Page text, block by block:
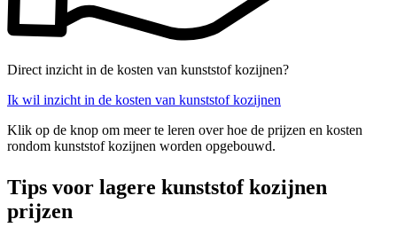
Direct inzicht in de kosten van kunststof kozijnen?
Ik wil inzicht in de kosten van kunststof kozijnen
Klik op de knop om meer te leren over hoe de prijzen en kosten
rondom kunststof kozijnen worden opgebouwd.
Tips voor lagere kunststof kozijnen
prijzen